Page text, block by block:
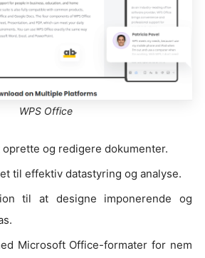
WPS Office
oprette og redigere dokumenter.
til effektiv datastyring og analyse.
til at designe imponerende og
Microsoft Office-formater for nem